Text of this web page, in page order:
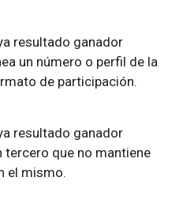
resultado ganador
un número o perfil de la
de participación.
resultado ganador
tercero que no mantiene
el mismo.